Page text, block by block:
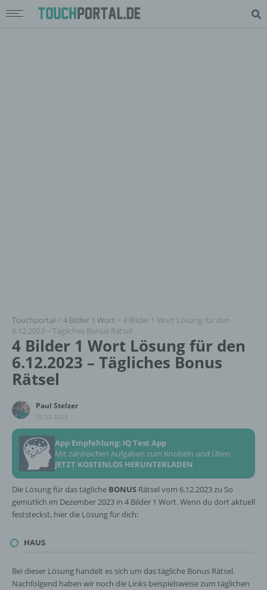
Touchportal > 4 Bilder 1 Wort > 4 Bilder 1 Wort Lösung für den
6.12.2023 – Tägliches Bonus Rätsel
4 Bilder 1 Wort Lösung für den
6.12.2023 – Tägliches Bonus
Rätsel
Paul Stelzer
02.12.2023
App Empfehlung: IQ Test App
Mit zahlreichen Aufgaben zum Knobeln und Üben
JETZT KOSTENLOS HERUNTERLADEN
Die Lösung für das tägliche BONUS Rätsel vom 6.12.2023 zu So
gemütlich im Dezember 2023 in 4 Bilder 1 Wort. Wenn du dort aktuell
feststeckst, hier die Lösung für dich:
HAUS
Bei dieser Lösung handelt es sich um das tägliche Bonus Rätsel.
Nachfolgend haben wir noch die Links beispielsweise zum täglichen